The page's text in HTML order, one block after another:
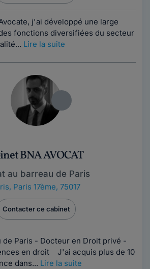
j'ai développé une large
fonctions diversifiées du secteur
Lire la suite
BNA AVOCAT
au barreau de Paris
, Paris 17ème, 75017
Contacter ce cabinet
de Paris - Docteur en Droit privé -
en droit J'ai acquis plus de 10
dans... Lire la suite